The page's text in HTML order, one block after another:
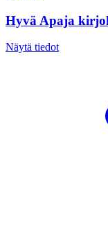
Hyvä Apaja
Näytä tiedot